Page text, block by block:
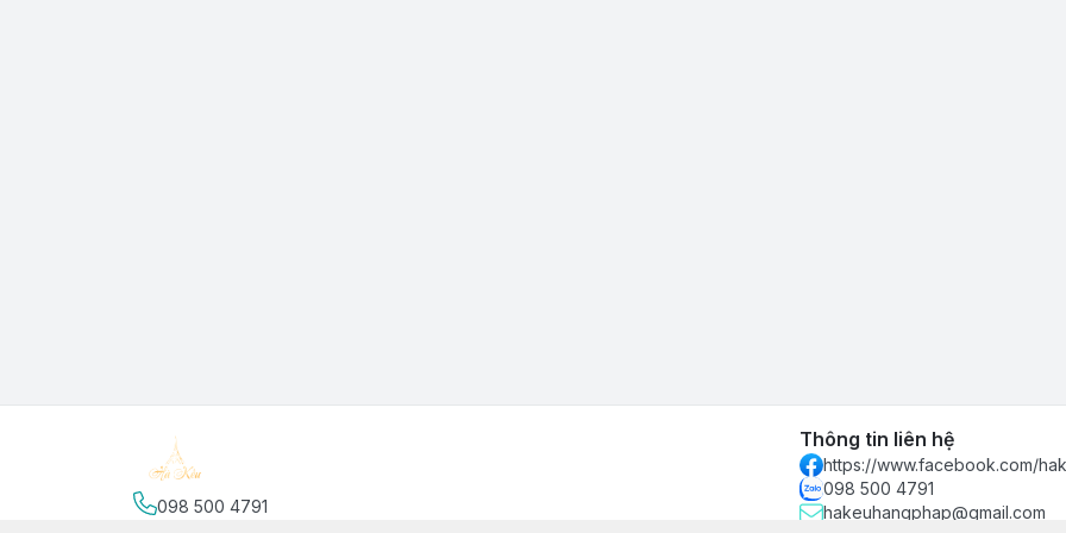
098 500 4791
Thông tin liên hệ
https://www.facebook.com/
098 500 4791
hakeuhangphap@gmail.com